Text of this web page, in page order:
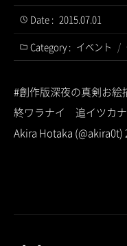
Date : 2015.07.01
Category : イベント /
#創作版深夜の真剣お絵
終ワラナイ 追イツカ
Akira Hotaka (@akira0t)